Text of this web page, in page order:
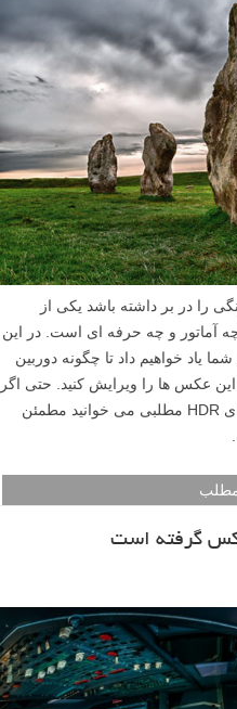
را در بر داشته باشد یکی از
آماتور و چه حرفه ای است. در این
یاد خواهیم داد تا چگونه دوربین
عکس ها را ویرایش کنید. حتی اگر
این اولین بار نیست که در مورد عکسهای HDR مطلبی می خوانید مطمئن
مطلب
عکس گرفته است